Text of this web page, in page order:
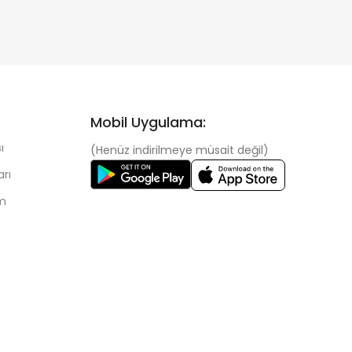
Mobil Uygulama:
(Henüz indirilmeye müsait değil)